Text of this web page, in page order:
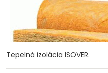
Tepelná izolácia ISOVER.